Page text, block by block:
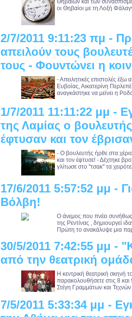
Θηβαίων και των
oι Θηβαίοι με τη Λοξή
2/7/2011 9:11:23 πμ -
απειλούν τους
τους - Φουντώνει η
- Απειλητικές επιστολές
Ευβοίας, Αικατερίνη
αναγκάστηκε να μείνει η
1/7/2011 11:11:22 μμ -
της Λαμίας ο
έφτυσαν και τον
- Ο βουλευτής ήρθε στα
και τον έφτυσε! - Δέχτηκε
γλίτωσε στο ''τσακ'' τα
17/6/2011 5:57:52 μμ -
Βόλβη!
Ο άνεμος που πνέει συνήθως
της Ρεντίνας , δημιουργεί
Πρώτη το ανακάλυψε μια
30/5/2011 7:42:55 μμ -
από την θεατρική
Η κεντρική θεατρική σκηνή
παρακολουθήσετε στις 8 και
Στέγη Γραμμάτων και
7/5/2011 5:33:34 μμ -